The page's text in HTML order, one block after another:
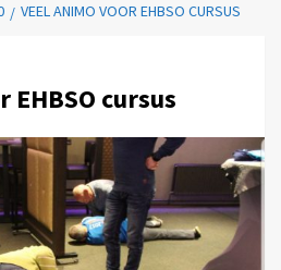
VEEL ANIMO VOOR EHBSO CURSUS
EHBSO cursus